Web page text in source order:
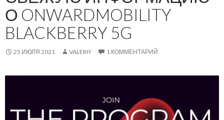
О ONWARDMOBILITY
BLACKBERRY 5G
25 ИЮЛЯ 2021 VALERIY 1 КОММЕНТАРИЙ